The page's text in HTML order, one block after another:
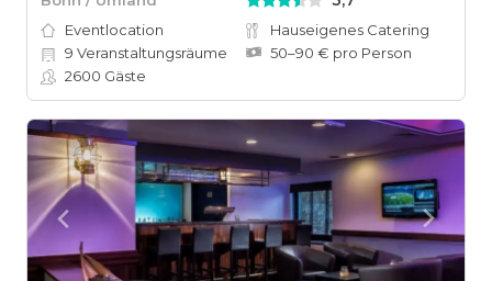
Eventlocation
Hauseigenes Catering
9 Veranstaltungsräume
50–90 € pro Person
2600 Gäste